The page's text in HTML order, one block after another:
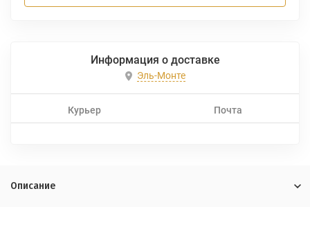
Информация о доставке
Эль-Монте
Курьер Почта
Описание